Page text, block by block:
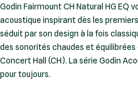
Godin Fairmount CH Natural HG EQ
acoustique inspirant dès les
séduit par son design à la fois
des sonorités chaudes et
Concert Hall (CH). La série Godin
pour toujours.